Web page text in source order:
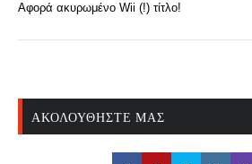
Αφορά ακυρωμένο Wii (!) τίτλο!
ΑΚΟΛΟΥΘΉΣΤΕ ΜΑΣ